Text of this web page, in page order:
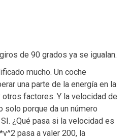
de 90 grados ya se igualan.
mucho. Un coche
una parte de la energía en la
otros factores. Y la velocidad de
solo porque da un número
¿Qué pasa si la velocidad es
pasa a valer 200, la